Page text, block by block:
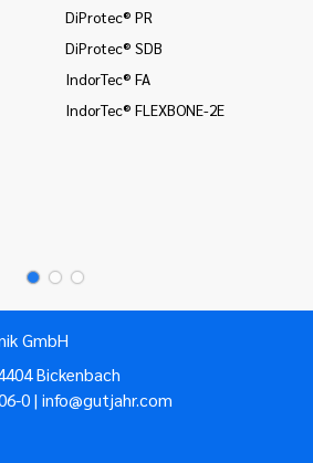
DiProtec® PR
DiProtec® SDB
IndorTec® FA
IndorTec® FLEXBONE-2E
GmbH
Bickenbach
0 | info@gutjahr.com